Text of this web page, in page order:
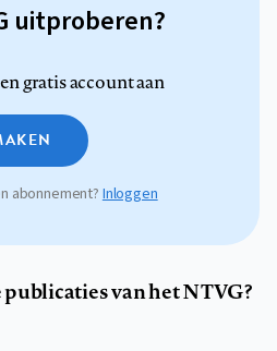
uitproberen?
gratis account aan
abonnement?Inloggen
van het NTVG?